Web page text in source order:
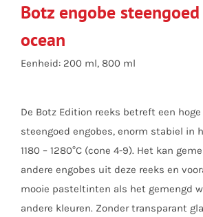
Botz engobe
ocean
Eenheid: 200 ml, 800 ml
De Botz Edition reeks betreft een
steengoed engobes, enorm stabiel in
1180 – 1280°C (cone 4-9). Het kan
andere engobes uit deze reeks en
mooie pasteltinten als het gemengd
andere kleuren. Zonder transparant